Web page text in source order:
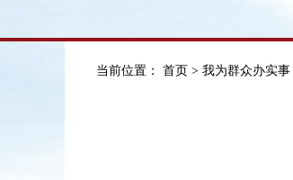
当前位置： 首页 > 我为群众办实事